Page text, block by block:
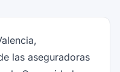
las aseguradoras